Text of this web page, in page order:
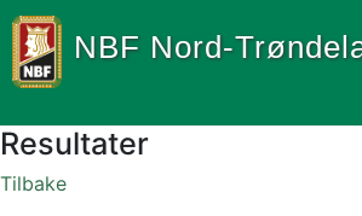
NBF Nord-
Resultater
Tilbake